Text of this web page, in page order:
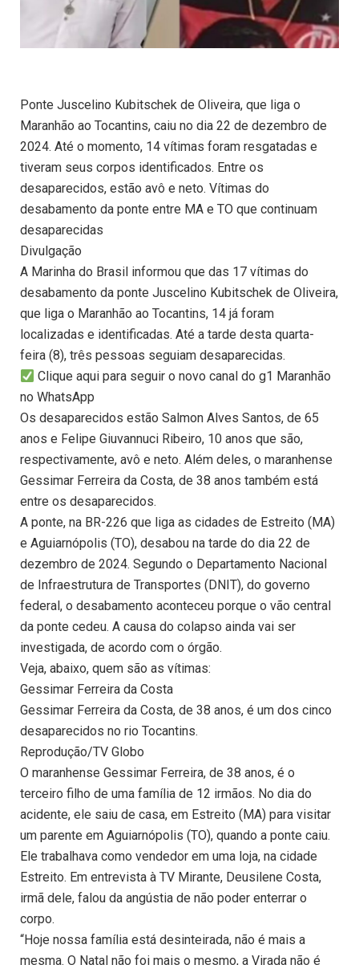
Ponte Juscelino Kubitschek de Oliveira, que liga o
Maranhão ao Tocantins, caiu no dia 22 de dezembro de
2024. Até o momento, 14 vítimas foram resgatadas e
tiveram seus corpos identificados. Entre os
desaparecidos, estão avô e neto. Vítimas do
desabamento da ponte entre MA e TO que continuam
desaparecidas
Divulgação
A Marinha do Brasil informou que das 17 vítimas do
desabamento da ponte Juscelino Kubitschek de Oliveira,
que liga o Maranhão ao Tocantins, 14 já foram
localizadas e identificadas. Até a tarde desta quarta-
feira (8), três pessoas seguiam desaparecidas.
Clique aqui para seguir o novo canal do g1 Maranhão
no WhatsApp
Os desaparecidos estão Salmon Alves Santos, de 65
anos e Felipe Giuvannuci Ribeiro, 10 anos que são,
respectivamente, avô e neto. Além deles, o maranhense
Gessimar Ferreira da Costa, de 38 anos também está
entre os desaparecidos.
A ponte, na BR-226 que liga as cidades de Estreito (MA)
e Aguiarnópolis (TO), desabou na tarde do dia 22 de
dezembro de 2024. Segundo o Departamento Nacional
de Infraestrutura de Transportes (DNIT), do governo
federal, o desabamento aconteceu porque o vão central
da ponte cedeu. A causa do colapso ainda vai ser
investigada, de acordo com o órgão.
Veja, abaixo, quem são as vítimas:
Gessimar Ferreira da Costa
Gessimar Ferreira da Costa, de 38 anos, é um dos cinco
desaparecidos no rio Tocantins.
Reprodução/TV Globo
O maranhense Gessimar Ferreira, de 38 anos, é o
terceiro filho de uma família de 12 irmãos. No dia do
acidente, ele saiu de casa, em Estreito (MA) para visitar
um parente em Aguiarnópolis (TO), quando a ponte caiu.
Ele trabalhava como vendedor em uma loja, na cidade
Estreito. Em entrevista à TV Mirante, Deusilene Costa,
irmã dele, falou da angústia de não poder enterrar o
corpo.
“Hoje nossa família está desinteirada, não é mais a
mesma. O Natal não foi mais o mesmo, a Virada não é